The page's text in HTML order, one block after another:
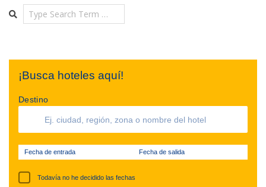
Search
¡Busca hoteles aquí!
Destino
Fecha de entrada Fecha de salida
Todavía no he decidido las fechas